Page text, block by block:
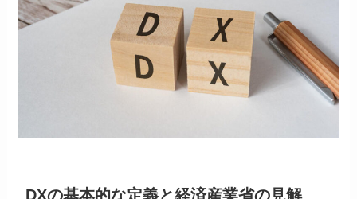
DXの基本的な定義と経済産業省の見解